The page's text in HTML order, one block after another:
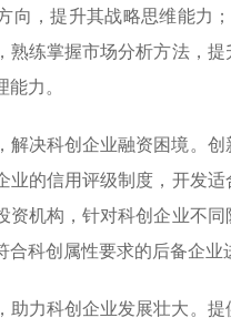
向，提升其战略思维能力
熟练掌握市场分析方法，
力。
解决科创企业融资困境。
业的信用评级制度，开发
资机构，针对科创企业不
合科创属性要求的后备企
助力科创企业发展壮大。